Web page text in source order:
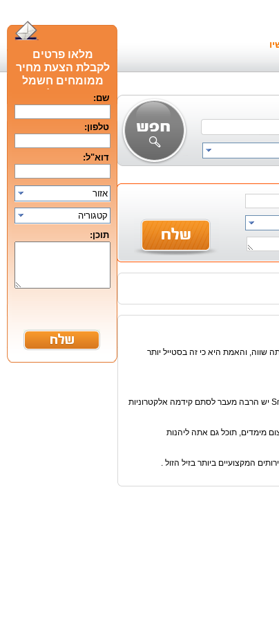
שווה, והאמת היא כי זה בסטייל יותר
אנחנו בטוחים שלאחר שהייה לא ארוכה וחיפוש אחרי NFUKU,, תידע שבעולם של Smart Home יש הרבה מעבר לסתם קידמה אלקטרוניות
מימדים, תוכל גם אתה ליהנות
המקצועיים ביותר בזיל הזול .
מלאו פרטים
לקבלת הצעת מחיר
ממומחים חשמל
חכם מומלציםשם:
טלפון:
דוא"ל:
אזור
קטגוריה
תוכן: